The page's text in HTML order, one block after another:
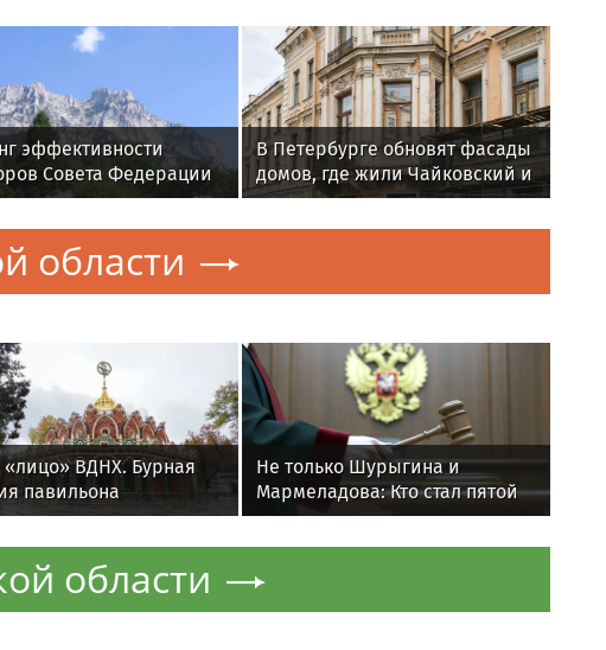
эффективности
Совета Федерации
весенней
2026
В Петербурге обновят фасады
домов, где жили Чайковский и
Тургенев
области
«лицо» ВДНХ. Бурная
павильона
Не только Шурыгина и
Мармеладова: Кто стал пятой
фигуранткой дела о съёмках
видео для взрослых?
области